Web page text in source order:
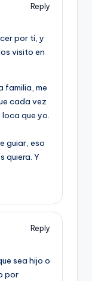
Reply
por tí­, y
visito en
familia, me
cada vez
que yo.
guiar, eso
quiera. Y
Reply
sea hijo o
por